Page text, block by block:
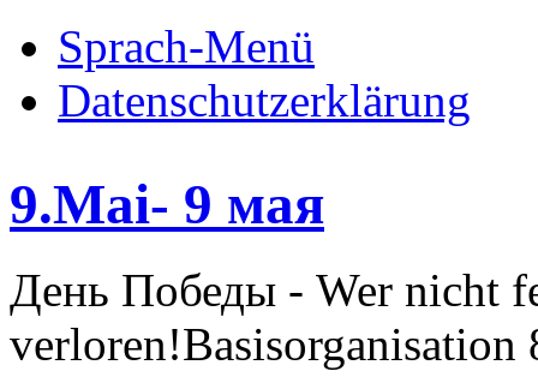
Sprach-Menü
Datenschutzerklärung
9.Mai- 9 мая
День Победы - Wer nicht
verloren!